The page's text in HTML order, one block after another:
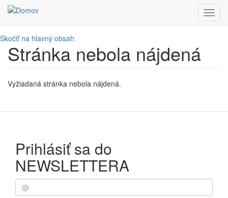
Skočiť na hlavný obsah
Stránka nebola nájdená
Vyžiadaná stránka nebola nájdená.
Prihlásiť sa do
NEWSLETTERA